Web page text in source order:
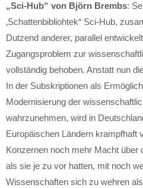
„Sci-Hub“ von Björn Brembs:
‚Schattenbibliohtek“ Sci-Hub,
Dutzend anderer, parallel
Zugangsproblem zur
vollständig behoben. Anstatt nun
In der Subskriptionen als
Modernisierung der
wahrzunehmen, wird in
Europäischen Ländern krampfhaft
Konzernen noch mehr Macht über
als sie je zu vor hatten, mit noch
Wissenschaften sich zu wehren